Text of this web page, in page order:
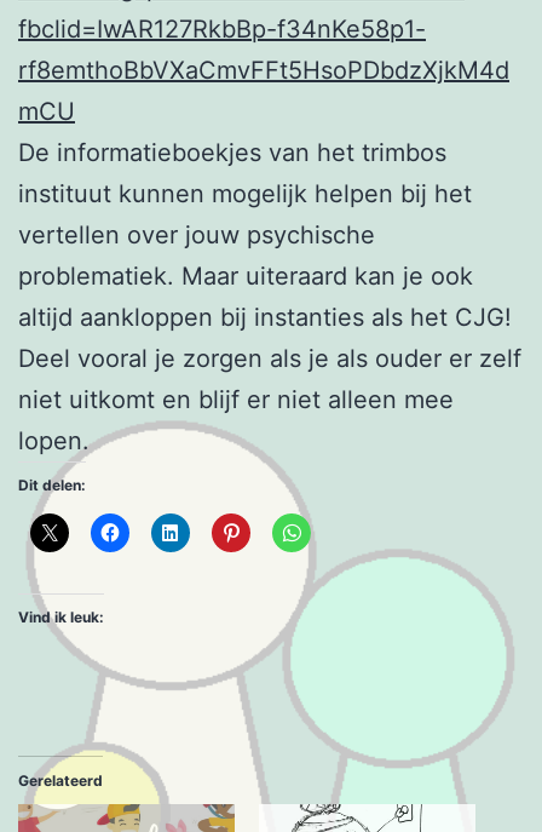
fbclid=IwAR127RkbBp-f34nKe58p1-
rf8emthoBbVXaCmvFFt5HsoPDbdzXjkM4d
mCU
De informatieboekjes van het trimbos
instituut kunnen mogelijk helpen bij het
vertellen over jouw psychische
problematiek. Maar uiteraard kan je ook
altijd aankloppen bij instanties als het CJG!
Deel vooral je zorgen als je als ouder er zelf
niet uitkomt en blijf er niet alleen mee
lopen.
Dit delen:
Vind ik leuk:
Gerelateerd